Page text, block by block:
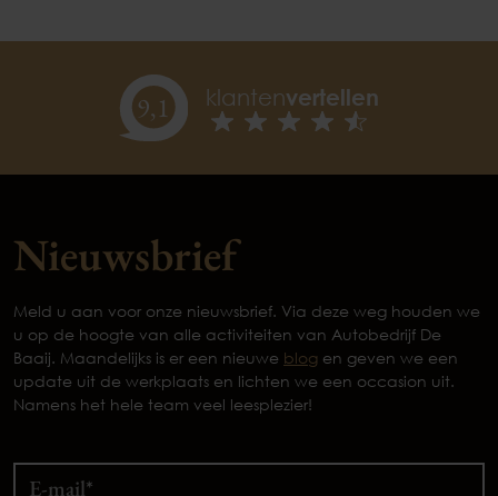
9,1 klantenvertellen
Nieuwsbrief
Meld u aan voor onze nieuwsbrief. Via deze weg houden we
u op de hoogte van alle activiteiten van Autobedrijf De
Baaij. Maandelijks is er een nieuwe blog en geven we een
update uit de werkplaats en lichten we een occasion uit.
Namens het hele team veel leesplezier!